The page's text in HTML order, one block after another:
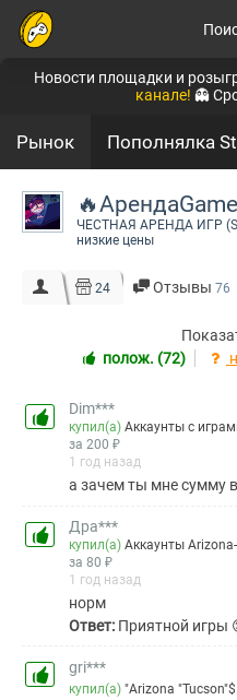
Новости площадки и
канале! 👻
Рынок Пополнялка
ЧЕСТНАЯ АРЕНДА ИГР
низкие цены
24 Отзывы 76
полож. (72)
Dim***
купил(а)Аккаунты с
за 200 ₽
1 год назад
а зачем ты мне сумму
Дра***
купил(а)Аккаунты Arizona-
за 80 ₽
1 год назад
норм
Ответ: Приятной игры
gri***
купил(а)"Arizona